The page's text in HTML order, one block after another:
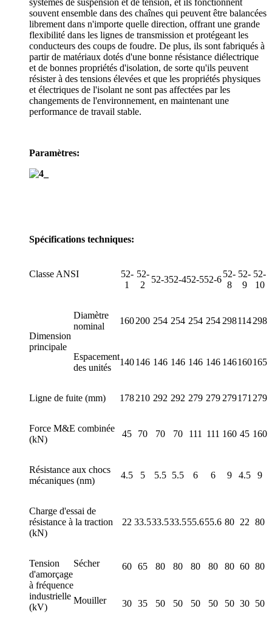
systèmes de suspension et de tension, et ils fonctionnent
souvent ensemble dans des chaînes qui peuvent être balancées
librement dans n'importe quelle direction, offrant une grande
flexibilité dans les lignes de transmission et protégeant les
conducteurs des coups de foudre. De plus, ils sont fabriqués à
partir de matériaux dotés d'une bonne résistance diélectrique
et de bonnes propriétés d'isolation, de sorte qu'ils peuvent
résister à des tensions élevées et que les propriétés physiques
et électriques de l'isolant ne sont pas affectées par les
changements de l'environnement, en maintenant une
performance de travail stable.
Paramètres:
Spécifications techniques:
Classe ANSI
52-
1
52-
2
52-352-452-552-6
52-
8
52-
9
52-
10
Dimension
principale
Diamètre
nominal
160200 254 254 254 254 298114298
Espacement
des unités
140146 146 146 146 146 146160165
Ligne de fuite (mm) 178210 292 292 279 279 279171 279
Force M&E combinée
(kN)
45 70 70 70 111 111 160 45 160
Résistance aux chocs
mécaniques (nm)
4.5 5 5.5 5.5 6 6 9 4.5 9
Charge d'essai de
résistance à la traction
(kN)
22 33.533.533.555.655.6 80 22 80
Tension
d'amorçage
à fréquence
industrielle
(kV)
Sécher 60 65 80 80 80 80 80 60 80
Mouiller 30 35 50 50 50 50 50 30 50